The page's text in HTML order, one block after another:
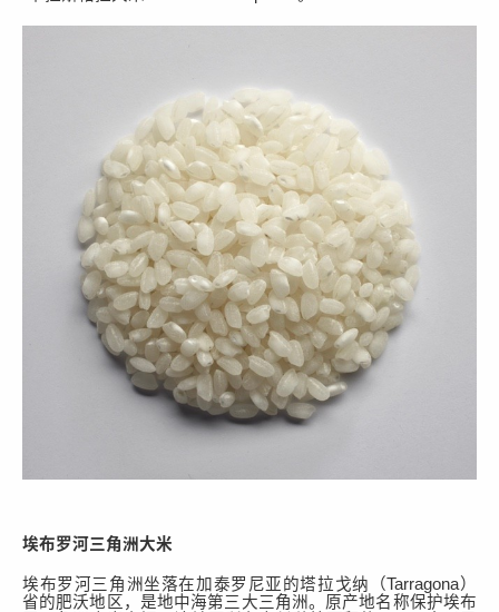
埃布罗河三角洲大米
埃布罗河三角洲坐落在加泰罗尼亚的塔拉戈纳（Tarragona）
省的肥沃地区，是地中海第三大三角洲。原产地名称保护埃布